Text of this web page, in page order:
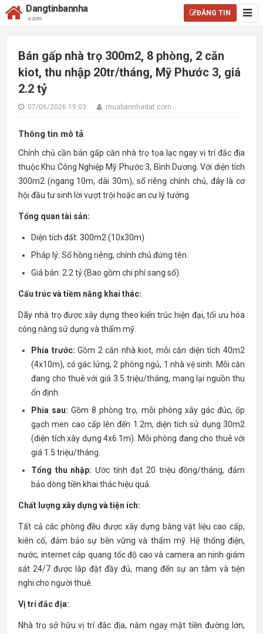
Dangtinbannha
.com
ĐĂNG TIN
Bán gấp nhà trọ 300m2, 8 phòng, 2 căn
kiot, thu nhập 20tr/tháng, Mỹ Phước 3, giá
2.2 tỷ
07/06/2026 19:03 muabannhadat.com
Thông tin mô tả
Chính chủ cần bán gấp căn nhà trọ tọa lạc ngay vị trí đắc địa
thuộc Khu Công Nghiệp Mỹ Phước 3, Bình Dương. Với diện tích
300m2 (ngang 10m, dài 30m), sổ riêng chính chủ, đây là cơ
hội đầu tư sinh lời vượt trội hoặc an cư lý tưởng.
Tổng quan tài sản:
Diện tích đất: 300m2 (10x30m).
Pháp lý: Sổ hồng riêng, chính chủ đứng tên.
Giá bán: 2.2 tỷ (Bao gồm chi phí sang sổ).
Cấu trúc và tiềm năng khai thác:
Dãy nhà trọ được xây dựng theo kiến trúc hiện đại, tối ưu hóa
công năng sử dụng và thẩm mỹ.
Phía trước: Gồm 2 căn nhà kiot, mỗi căn diện tích 40m2
(4x10m), có gác lửng, 2 phòng ngủ, 1 nhà vệ sinh. Mỗi căn
đang cho thuê với giá 3.5 triệu/tháng, mang lại nguồn thu
ổn định.
Phía sau: Gồm 8 phòng trọ, mỗi phòng xây gác đúc, ốp
gạch men cao cấp lên đến 1.2m, diện tích sử dụng 30m2
(diện tích xây dựng 4x6.1m). Mỗi phòng đang cho thuê với
giá 1.5 triệu/tháng.
Tổng thu nhập: Ước tính đạt 20 triệu đồng/tháng, đảm
bảo dòng tiền khai thác hiệu quả.
Chất lượng xây dựng và tiện ích:
Tất cả các phòng đều được xây dựng bằng vật liệu cao cấp,
kiên cố, đảm bảo sự bền vững và thẩm mỹ. Hệ thống điện,
nước, internet cáp quang tốc độ cao và camera an ninh giám
sát 24/7 được lắp đặt đầy đủ, mang đến sự an tâm và tiện
nghi cho người thuê.
Vị trí đắc địa:
Nhà trọ sở hữu vị trí đắc địa, nằm ngay mặt tiền đường lớn,